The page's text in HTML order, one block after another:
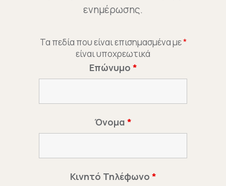
ενημέρωσης.
Τα πεδία που είναι επισημασμένα με*
είναι υποχρεωτικά
Επώνυμο *
Όνομα *
Κινητό Τηλέφωνο *